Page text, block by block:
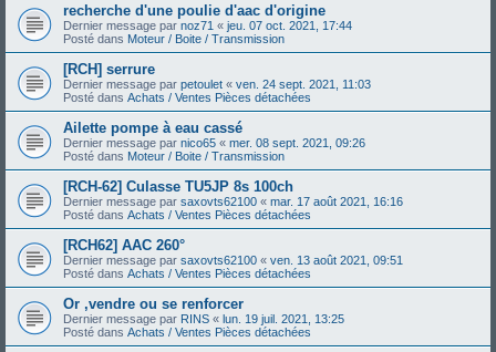
recherche d'une poulie d'aac d'origine
Dernier message par noz71 « jeu. 07 oct. 2021, 17:44
Posté dans Moteur / Boite / Transmission
[RCH] serrure
Dernier message par petoulet « ven. 24 sept. 2021, 11:03
Posté dans Achats / Ventes Pièces détachées
Ailette pompe à eau cassé
Dernier message par nico65 « mer. 08 sept. 2021, 09:26
Posté dans Moteur / Boite / Transmission
[RCH-62] Culasse TU5JP 8s 100ch
Dernier message par saxovts62100 « mar. 17 août 2021, 16:16
Posté dans Achats / Ventes Pièces détachées
[RCH62] AAC 260°
Dernier message par saxovts62100 « ven. 13 août 2021, 09:51
Posté dans Achats / Ventes Pièces détachées
Or ,vendre ou se renforcer
Dernier message par RINS « lun. 19 juil. 2021, 13:25
Posté dans Achats / Ventes Pièces détachées